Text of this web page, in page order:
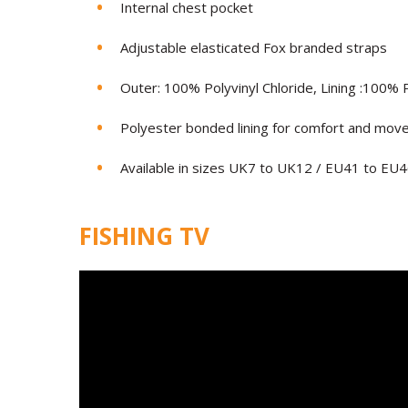
Internal chest pocket
Adjustable elasticated Fox branded straps
Outer: 100% Polyvinyl Chloride, Lining :100%
Polyester bonded lining for comfort and
Available in sizes UK7 to UK12 / EU41 to
FISHING TV